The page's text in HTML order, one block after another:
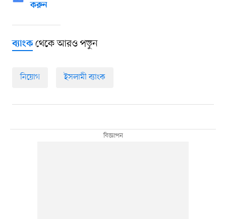
করুন
ব্যাংকথেকে আরও পড়ুন
নিয়োগ ইসলামী ব্যাংক